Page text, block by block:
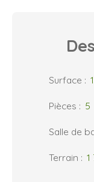
Surface :
Pièces : 5
Salle de
Terrain : 1